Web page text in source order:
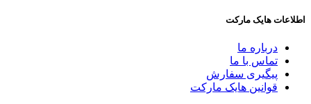
اطلاعات هایک مارکت
درباره ما
تماس با ما
پیگیری سفارش
قوانین هایک مارکت